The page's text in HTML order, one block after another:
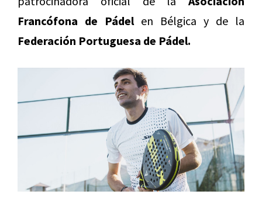
Francófona de Pádelen Bélgica y de la
Federación Portuguesa de Pádel.